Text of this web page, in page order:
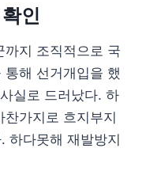
인
까지 조직적으로 국
해 선거개입을 했
실로 드러났다. 하
가지로 흐지부지
하다못해 재발방지